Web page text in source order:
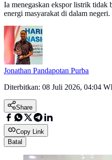
Ia menegaskan ekspor listrik tidak
energi masyarakat di dalam negeri.
Jonathan Pandapotan Purba
Diterbitkan: 08 Juli 2026, 04:04
Share
Copy Link
Batal